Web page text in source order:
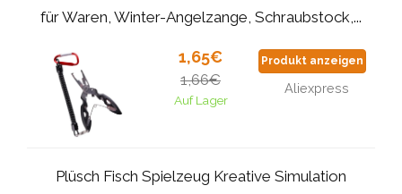
für Waren, Winter-Angelzange, Schraubstock,...
1,65€
1,66€
Auf Lager
Produkt anzeigen
Aliexpress
Plüsch Fisch Spielzeug Kreative Simulation